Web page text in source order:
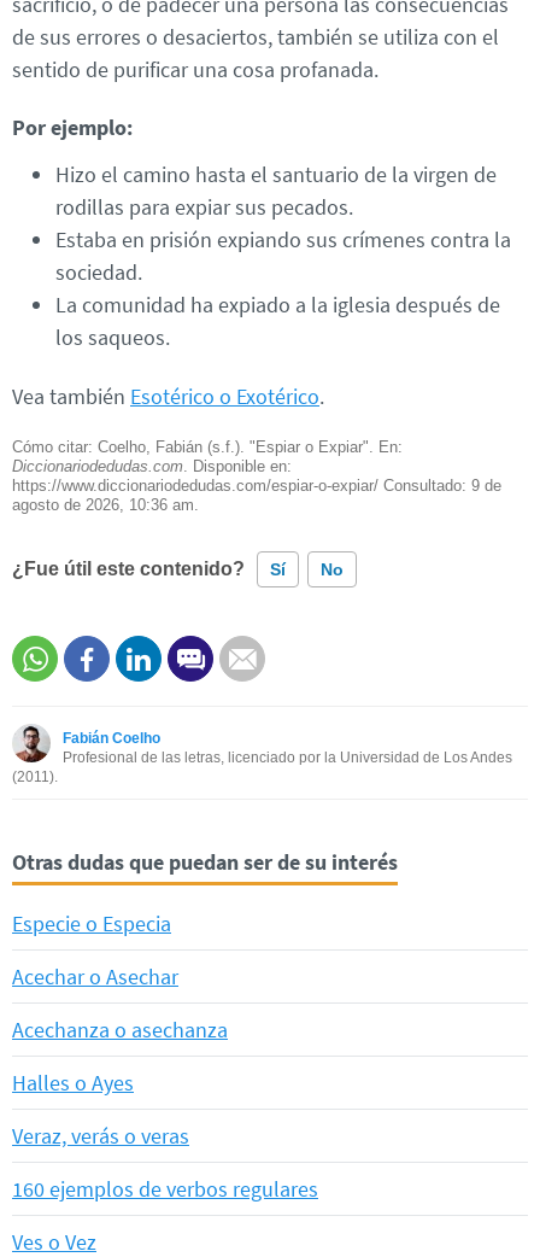
de sus errores o desaciertos, también se utiliza con el
sentido de purificar una cosa profanada.
Por ejemplo:
Hizo el camino hasta el santuario de la virgen de
rodillas para expiar sus pecados.
Estaba en prisión expiando sus crímenes contra la
sociedad.
La comunidad ha expiado a la iglesia después de
los saqueos.
Vea también Esotérico o Exotérico.
Cómo citar: Coelho, Fabián (s.f.). "Espiar o Expiar". En:
Diccionariodedudas.com. Disponible en:
https://www.diccionariodedudas.com/espiar-o-expiar/ Consultado: 9 de
agosto de 2026, 10:36 am.
¿Fue útil este contenido? Sí No
Este contenido contiene información incorrecta
OtroFabián Coelho
Profesional de las letras, licenciado por la Universidad de Los Andes
(2011).
Otras dudas que puedan ser de su interés
Especie o Especia
Acechar o Asechar
Acechanza o asechanza
Halles o Ayes
Veraz, verás o veras
160 ejemplos de verbos regulares
Ves o Vez